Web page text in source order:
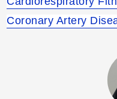
Coronary Artery